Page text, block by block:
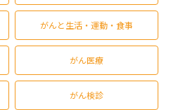
がんと生活・運動・食事
がん医療
がん検診